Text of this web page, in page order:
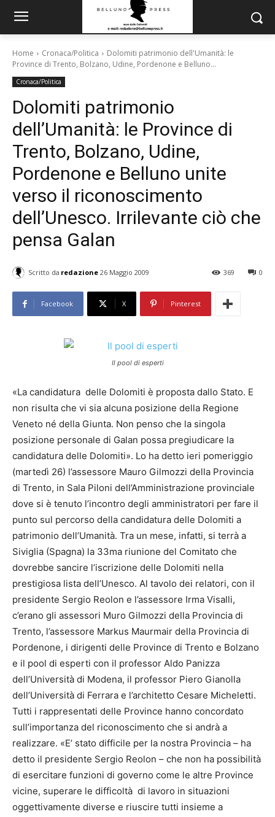
Home Cronaca/Politica
Dolomiti patrimonio dell'Umanità: le
Province di Trento, Bolzano, Udine, Pordenone e Belluno...
Cronaca/Politica
Dolomiti patrimonio
dell’Umanità: le Province di
Trento, Bolzano, Udine,
Pordenone e Belluno unite
verso il riconoscimento
dell’Unesco. Irrilevante ciò che
pensa Galan
Scritto da redazione 26 Maggio 2009 0
369
Facebook X Pinterest
Il pool di esperti
«La candidatura delle Dolomiti è proposta dallo Stato. E
non risulta che vi sia alcuna posizione della Regione
Veneto né della Giunta. Non penso che la singola
posizione personale di Galan possa pregiudicare la
candidatura delle Dolomiti». Lo ha detto ieri pomeriggio
(martedì 26) l’assessore Mauro Gilmozzi della Provincia
di Trento, in Sala Piloni dell’Amministrazione provinciale
dove si è tenuto l’incontro degli amministratori per fare il
punto sul percorso della candidatura delle Dolomiti a
patrimonio dell’Umanità. Tra un mese, infatti, si terrà a
Siviglia (Spagna) la 33ma riunione del Comitato che
dovrebbe sancire l’iscrizione delle Dolomiti nella
prestigiosa lista dell’Unesco. Al tavolo dei relatori, con il
presidente Sergio Reolon e l’assessore Irma Visalli,
c’erano gli assessori Muro Gilmozzi della Provincia di
Trento, l’assessore Markus Maurmair della Provincia di
Pordenone, i dirigenti delle Province di Trento e Bolzano
e il pool di esperti con il professor Aldo Panizza
dell’Università di Modena, il professor Piero Gianolla
dell’Università di Ferrara e l’architetto Cesare Micheletti.
Tutti i rappresentati delle Province hanno concordato
sull’importanza del riconoscimento che si andrà a
realizzare. «E’ stato difficile per la nostra Provincia – ha
detto il presidente Sergio Reolon – che non ha possibilità
di esercitare funzioni di governo come le altre Province
vicine, superare le difficoltà di lavoro in situazioni
oggettivamente diverse e riuscire tutti insieme a